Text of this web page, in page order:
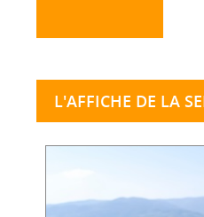
L'AFFICHE DE LA